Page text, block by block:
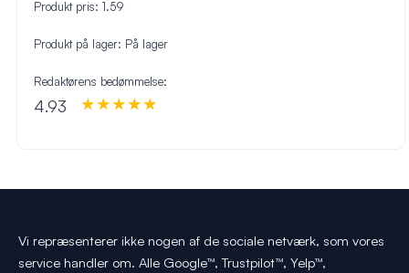
Produkt pris: 1.59
Produkt på lager: På lager
Redaktørens bedømmelse:
4.93
Vi repræsenterer ikke nogen af de sociale netværk, som vores
service handler om. Alle Google™, Trustpilot™, Yelp™,